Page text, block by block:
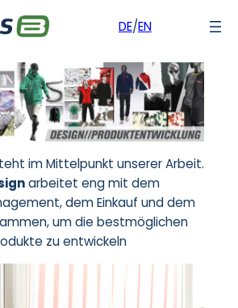
DE/EN
im Mittelpunkt unserer Arbeit.
arbeitet eng mit dem
dem Einkauf und dem
um die bestmöglichen
zu entwickeln